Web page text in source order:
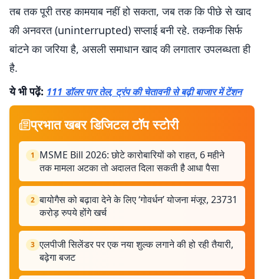
तब तक पूरी तरह कामयाब नहीं हो सकता, जब तक कि पीछे से खाद
की अनवरत (uninterrupted) सप्लाई बनी रहे. तकनीक सिर्फ
बांटने का जरिया है, असली समाधान खाद की लगातार उपलब्धता ही
है.
ये भी पढ़ें: 111 डॉलर पार तेल, ट्रंप की चेतावनी से बढ़ी बाजार में टेंशन
प्रभात खबर डिजिटल टॉप स्टोरी
1
MSME Bill 2026: छोटे कारोबारियों को राहत, 6 महीने
तक मामला अटका तो अदालत दिला सकती है आधा पैसा
2 बायोगैस को बढ़ावा देने के लिए ‘गोवर्धन’ योजना मंजूर, 23731
करोड़ रुपये होंगे खर्च
3 एलपीजी सिलेंडर पर एक नया शुल्क लगाने की हो रही तैयारी,
बढ़ेगा बजट